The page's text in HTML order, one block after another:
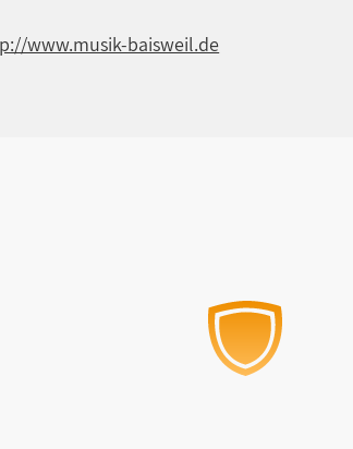
www.musik-baisweil.de